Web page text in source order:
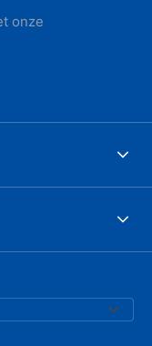
onze